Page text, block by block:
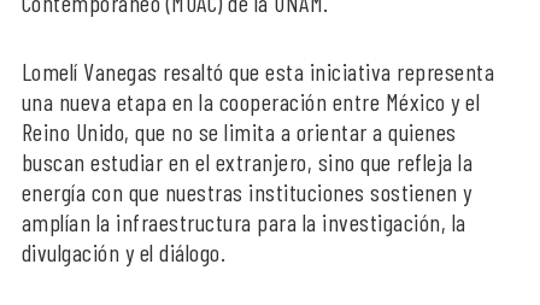
Lomelí Vanegas resaltó que esta iniciativa representa
una nueva etapa en la cooperación entre México y el
Reino Unido, que no se limita a orientar a quienes
buscan estudiar en el extranjero, sino que refleja la
energía con que nuestras instituciones sostienen y
amplían la infraestructura para la investigación, la
divulgación y el diálogo.